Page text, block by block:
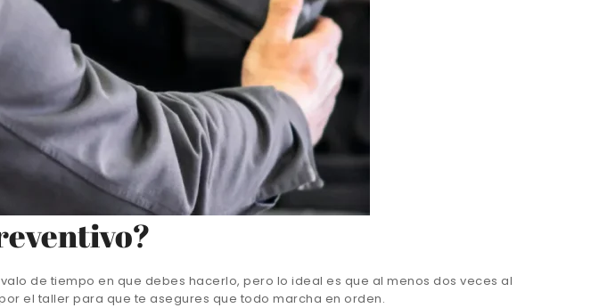
de tiempo en que debes hacerlo, pero lo ideal es que al menos dos veces al
el taller para que te asegures que todo marcha en orden.